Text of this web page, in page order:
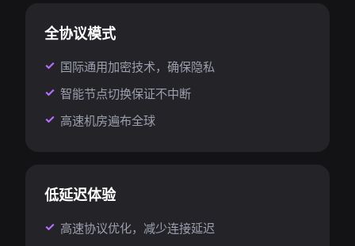
全协议模式
国际通用加密技术，确保隐私
智能节点切换保证不中断
高速机房遍布全球
低延迟体验
高速协议优化，减少连接延迟